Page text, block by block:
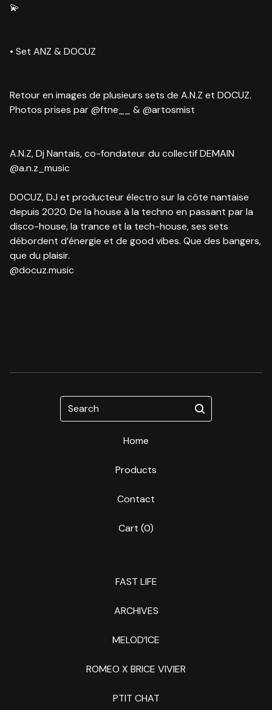
💫
• Set ANZ & DOCUZ
Retour en images de plusieurs sets de A.N.Z et DOCUZ.
Photos prises par @ftne__ & @artosmist
A.N.Z, Dj Nantais, co-fondateur du collectif DEMAIN
@a.n.z_music
DOCUZ, DJ et producteur électro sur la côte nantaise
depuis 2020. De la house à la techno en passant par la
disco-house, la trance et la tech-house, ses sets
débordent d’énergie et de good vibes. Que des bangers,
que du plaisir.
@docuz.music
Search
Home
Products
Contact
Cart (0)
FAST LIFE
ARCHIVES
MELOD’ICE
ROMEO X BRICE VIVIER
PTIT CHAT